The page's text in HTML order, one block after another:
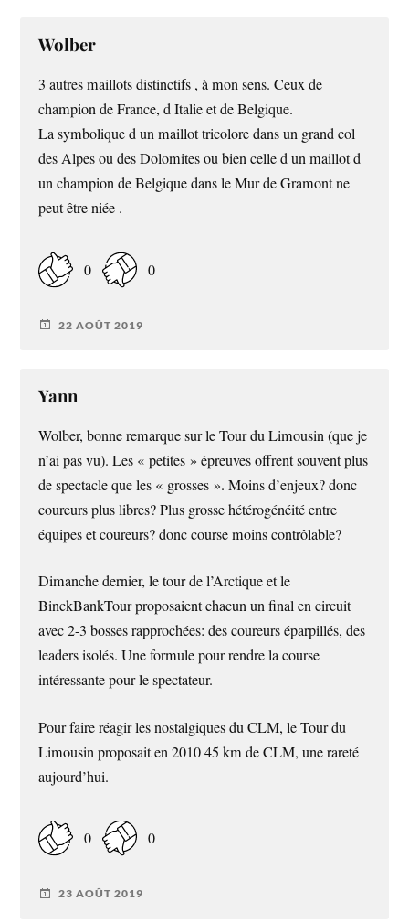
Wolber
3 autres maillots distinctifs , à mon sens. Ceux de
champion de France, d Italie et de Belgique.
La symbolique d un maillot tricolore dans un grand col
des Alpes ou des Dolomites ou bien celle d un maillot d
un champion de Belgique dans le Mur de Gramont ne
peut être niée .
0 0
22 AOÛT 2019
Yann
Wolber, bonne remarque sur le Tour du Limousin (que je
n’ai pas vu). Les « petites » épreuves offrent souvent plus
de spectacle que les « grosses ». Moins d’enjeux? donc
coureurs plus libres? Plus grosse hétérogénéité entre
équipes et coureurs? donc course moins contrôlable?
Dimanche dernier, le tour de l’Arctique et le
BinckBankTour proposaient chacun un final en circuit
avec 2-3 bosses rapprochées: des coureurs éparpillés, des
leaders isolés. Une formule pour rendre la course
intéressante pour le spectateur.
Pour faire réagir les nostalgiques du CLM, le Tour du
Limousin proposait en 2010 45 km de CLM, une rareté
aujourd’hui.
0 0
23 AOÛT 2019